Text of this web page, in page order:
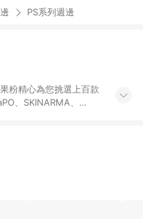
PS系列週邊
粉精心為您挑選上百款
、SKINARMA、
。